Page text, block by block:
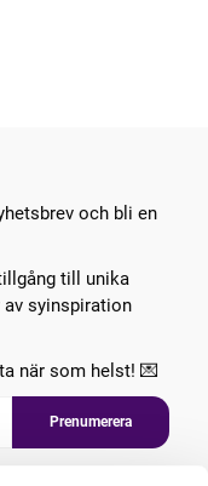
och bli en
till unika
syinspiration
när som helst! 💌
Prenumerera